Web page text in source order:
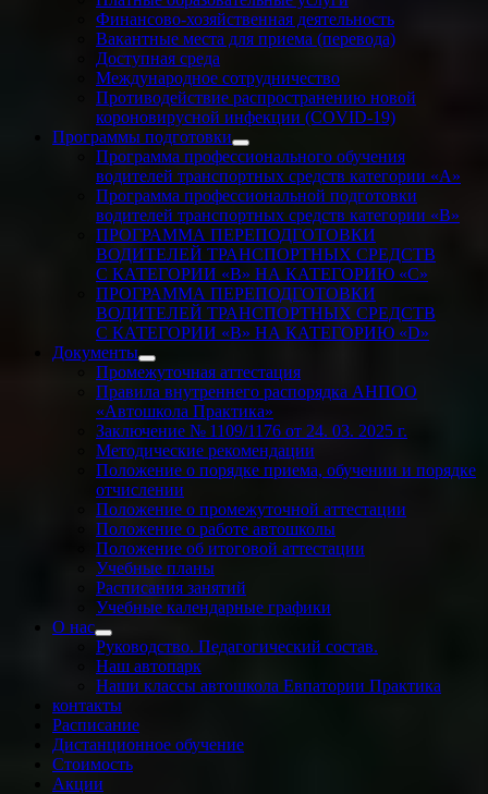
Финансово-хозяйственная деятельность
Вакантные места для приема (перевода)
Доступная среда
Международное сотрудничество
Противодействие распространению новой
короновирусной инфекции (COVID-19)
Программы подготовки
Программа профессионального обучения
водителей транспортных средств категории «А»
Программа профессиональной подготовки
водителей транспортных средств категории «В»
ПРОГРАММА ПЕРЕПОДГОТОВКИ
ВОДИТЕЛЕЙ ТРАНСПОРТНЫХ СРЕДСТВ
С КАТЕГОРИИ «B» НА КАТЕГОРИЮ «C»
ПРОГРАММА ПЕРЕПОДГОТОВКИ
ВОДИТЕЛЕЙ ТРАНСПОРТНЫХ СРЕДСТВ
С КАТЕГОРИИ «B» НА КАТЕГОРИЮ «D»
Документы
Промежуточная аттестация
Правила внутреннего распорядка АНПОО
«Автошкола Практика»
Заключение № 1109/1176 от 24. 03. 2025 г.
Методические рекомендации
Положение о порядке приема, обучении и порядке
отчислении
Положение о промежуточной аттестации
Положение о работе автошколы
Положение об итоговой аттестации
Учебные планы
Расписания занятий
Учебные календарные графики
О нас
Руководство. Педагогический состав.
Наш автопарк
Наши классы автошкола Евпатории Практика
контакты
Расписание
Дистанционное обучение
Стоимость
Акции